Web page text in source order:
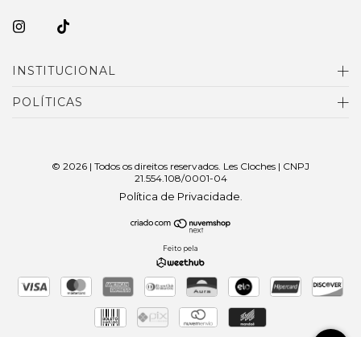
INSTITUCIONAL
POLÍTICAS
© 2026 | Todos os direitos reservados. Les Cloches | CNPJ
21.554.108/0001-04
Política de Privacidade
Feito pela